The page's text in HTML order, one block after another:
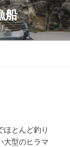
船
ほとんど釣り
大型のヒラマ